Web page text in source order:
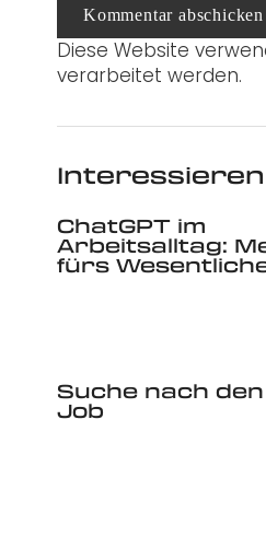
Kommentar abschicken
Diese Website
verarbeitet werden.
ChatGPT im
Arbeitsalltag:
fürs
Suche nach
Job